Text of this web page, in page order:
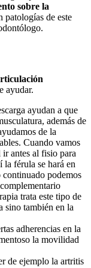
sobre la
patologías de este
ayudar.
ayudan a que
además de
de la
Cuando vamos
ir antes al fisio para
la férula se hará en
podemos
trata este tipo de
sino también en la
adherencias en la
la movilidad
de ejemplo la artritis